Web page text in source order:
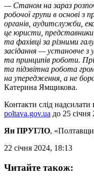
— Станом на зараз
робочої групи в основі з
органів, аудитслужби,
це юристи, представники
та фахівці за різними
засідання — установче
та принципів роботи.
та підзвітна робота
на упередження, а не
Катерина Ямщикова.
Контакти слід
poltava.gov.ua до 25 січня
Ян ПРУГЛО,
22 січня 2024, 18:13
Читайте також: